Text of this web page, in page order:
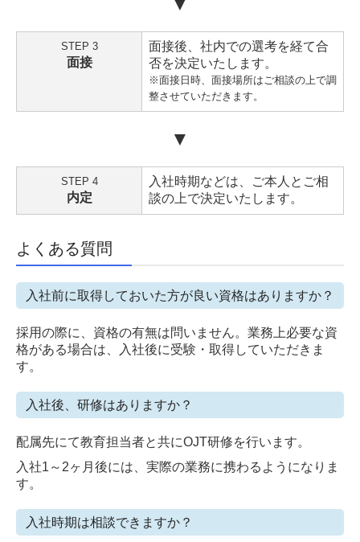
STEP 3
面接
面接後、社内での選考を経て合
否を決定いたします。
※面接日時、面接場所はご相談の上で調
整させていただきます。
▼
STEP 4
内定
入社時期などは、ご本人とご相
談の上で決定いたします。
よくある質問
入社前に取得しておいた方が良い資格はありますか？
採用の際に、資格の有無は問いません。業務上必要な資
格がある場合は、入社後に受験・取得していただきま
す。
入社後、研修はありますか？
配属先にて教育担当者と共にOJT研修を行います。
入社1～2ヶ月後には、実際の業務に携わるようになりま
す。
入社時期は相談できますか？